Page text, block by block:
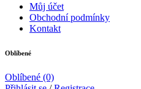
Můj účet
Obchodní podmínky
Kontakt
Oblíbené
Oblíbené (0)